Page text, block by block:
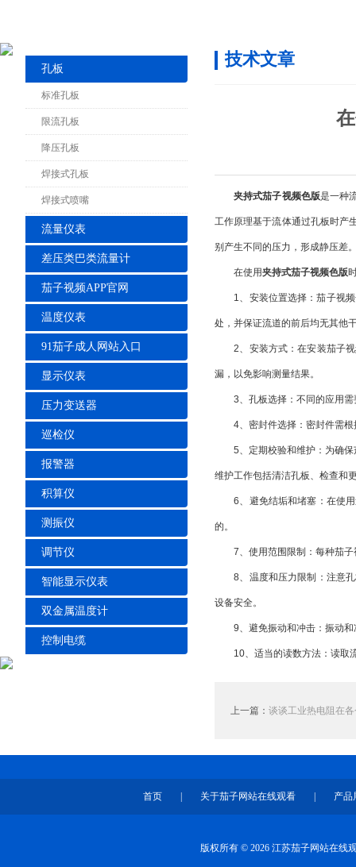
孔板
标准孔板
限流孔板
降压孔板
焊接式孔板
焊接式喷嘴
流量仪表
差压类巴类流量计
茄子视频APP官网
温度仪表
91茄子成人网站入口
显示仪表
压力变送器
巡检仪
报警器
积算仪
测振仪
调节仪
智能显示仪表
双金属温度计
控制电缆
技术文章
夹持式茄子视频色版是一种
工作原理基于流体通过孔板时产
别产生不同的压力，形成静压差
在使用夹持式茄子视频色版
1、安装位置选择：茄子视频
处，并保证流道的前后均无其他
2、安装方式：在安装茄子视
漏，以免影响测量结果。
3、孔板选择：不同的应用需
4、密封件选择：密封件需根
5、定期校验和维护：为确保
维护工作包括清洁孔板、检查和
6、避免结垢和堵塞：在使用
的。
7、使用范围限制：每种茄子
8、温度和压力限制：注意孔
设备安全。
9、避免振动和冲击：振动和
10、适当的读数方法：读取流
上一篇： 谈谈工业热电阻在
首页 关于茄子网站在线观看 产品
版权所有 © 2026 江苏茄子网站在线